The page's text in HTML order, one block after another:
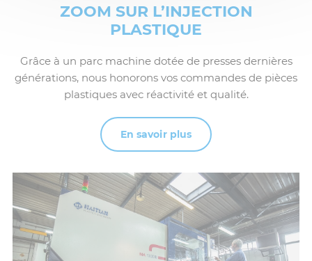
ZOOM SUR L’INJECTION
PLASTIQUE
Grâce à un parc machine dotée de presses dernières
générations, nous honorons vos commandes de pièces
plastiques avec réactivité et qualité.
En savoir plus